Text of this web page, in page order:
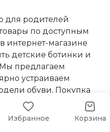
для родителей
по доступным
интернет-магазине
детские ботинки и
предлагаем
устраиваем
обуви. Покупка
это отличный способ
Избранное Корзина